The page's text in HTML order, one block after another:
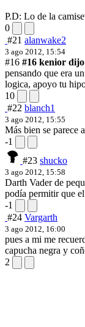
P.D: Lo de la
0
#21 alanwake2
3 ago 2012, 15:54
#16 #16 kenior
pensando que era
logica, apoyo tu
10
#22 blanch1
3 ago 2012, 15:55
Más bien se parece
-1
#23 shucko
3 ago 2012, 15:58
Darth Vader de
podía permitir que
-1
#24 Vargarth
3 ago 2012, 16:00
pues a mi me
capucha negra y
2